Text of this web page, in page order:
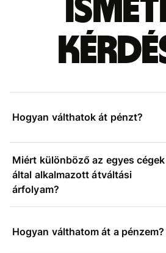
Hogyan válthatok át pénzt?
Miért különböző az egyes cégek
által alkalmazott átváltási
árfolyam?
Hogyan válthatom át a pénzem?